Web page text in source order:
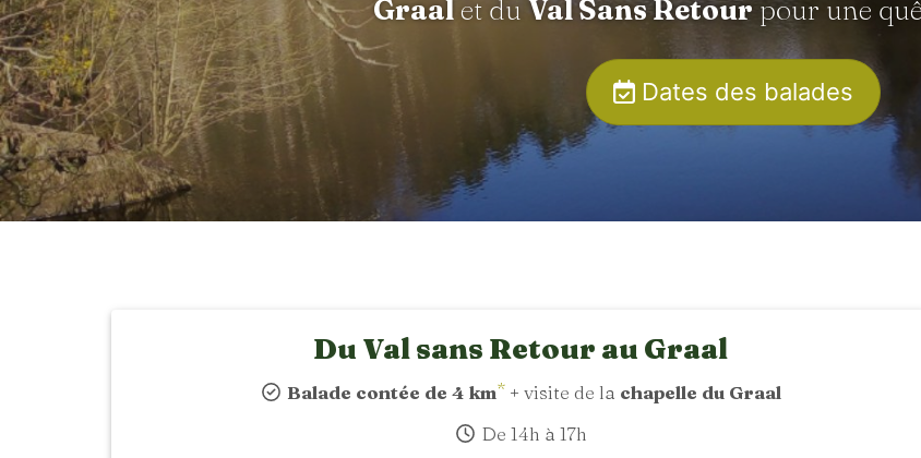
Graalet du Val Sans Retour pour une
Dates des balades
Du Val sans Retour au Graal
Balade contée de 4 km* + visite de la chapelle du Graal
De 14h à 17h